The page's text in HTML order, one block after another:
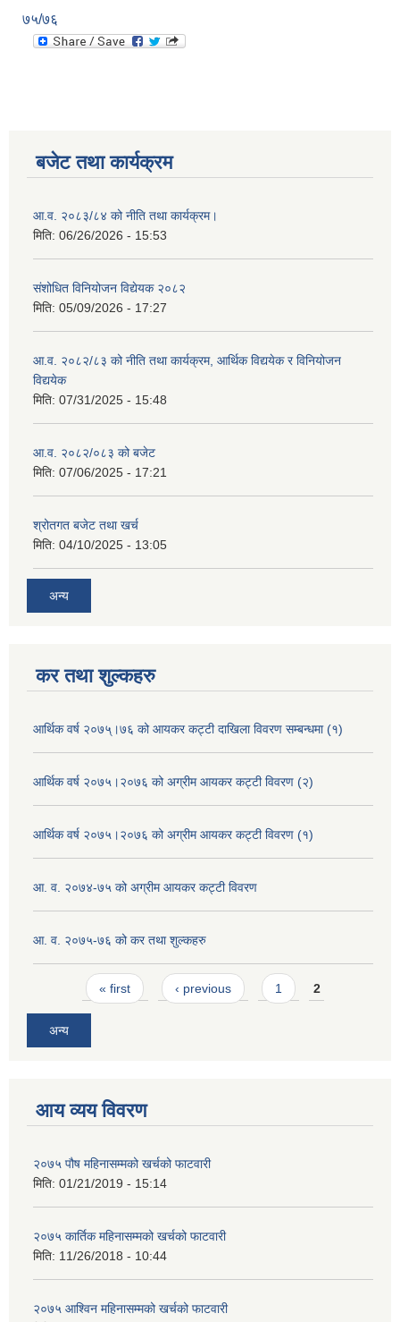
७५/७६
बजेट तथा कार्यक्रम
आ.व. २०८३/८४ को नीति तथा कार्यक्रम।
मिति: 06/26/2026 - 15:53
संशोधित विनियोजन विद्येयक २०८२
मिति: 05/09/2026 - 17:27
आ.व. २०८२/८३ को नीति तथा कार्यक्रम, आर्थिक विद्ययेक र विनियोजन
विद्ययेक
मिति: 07/31/2025 - 15:48
आ.व. २०८२/०८३ को बजेट
मिति: 07/06/2025 - 17:21
श्रोतगत बजेट तथा खर्च
मिति: 04/10/2025 - 13:05
अन्य
कर तथा शुल्कहरु
आर्थिक वर्ष २०७५्।७६ को आयकर कट्टी दाखिला विवरण सम्बन्धमा (१)
आर्थिक वर्ष २०७५।२०७६ को अग्रीम आयकर कट्टी विवरण (२)
आर्थिक वर्ष २०७५।२०७६ को अग्रीम आयकर कट्टी विवरण (१)
आ. व. २०७४-७५ को अग्रीम आयकर कट्टी विवरण
आ. व. २०७५-७६ को कर तथा शुल्कहरु
Pages« first ‹ previous 1 2
अन्य
आय व्यय विवरण
२०७५ पौष महिनासम्मको खर्चको फाटवारी
मिति: 01/21/2019 - 15:14
२०७५ कार्तिक महिनासम्मको खर्चको फाटवारी
मिति: 11/26/2018 - 10:44
२०७५ आश्विन महिनासम्मको खर्चको फाटवारी